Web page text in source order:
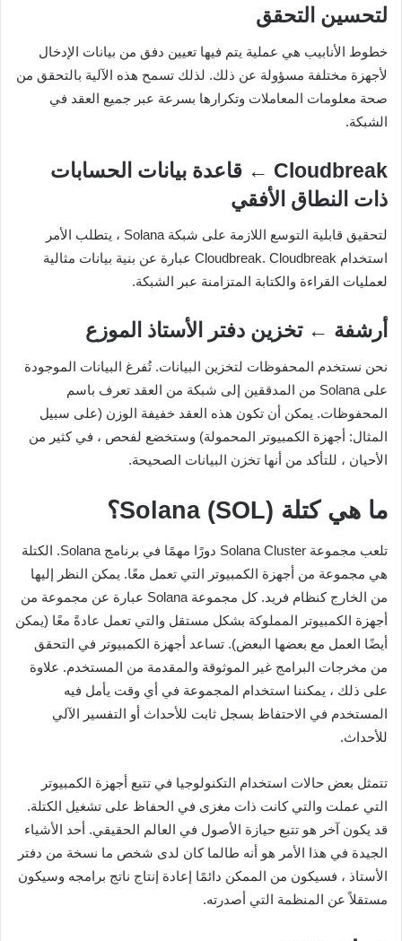
لتحسين التحقق
خطوط الأنابيب هي عملية يتم فيها تعيين دفق من بيانات الإدخال
لأجهزة مختلفة مسؤولة عن ذلك. لذلك تسمح هذه الآلية بالتحقق من
صحة معلومات المعاملات وتكرارها بسرعة عبر جميع العقد في
الشبكة.
Cloudbreak ← قاعدة بيانات الحسابات
ذات النطاق الأفقي
لتحقيق قابلية التوسع اللازمة على شبكة Solana ، يتطلب الأمر
استخدام Cloudbreak. Cloudbreak عبارة عن بنية بيانات مثالية
لعمليات القراءة والكتابة المتزامنة عبر الشبكة.
أرشفة ← تخزين دفتر الأستاذ الموزع
نحن نستخدم المحفوظات لتخزين البيانات. تُفرغ البيانات الموجودة
على Solana من المدققين إلى شبكة من العقد تعرف باسم
المحفوظات. يمكن أن تكون هذه العقد خفيفة الوزن (على سبيل
المثال: أجهزة الكمبيوتر المحمولة) وستخضع لفحص ، في كثير من
الأحيان ، للتأكد من أنها تخزن البيانات الصحيحة.
ما هي كتلة Solana (SOL)؟
تلعب مجموعة Solana Cluster دورًا مهمًا في برنامج Solana. الكتلة
هي مجموعة من أجهزة الكمبيوتر التي تعمل معًا. يمكن النظر إليها
من الخارج كنظام فريد. كل مجموعة Solana عبارة عن مجموعة من
أجهزة الكمبيوتر المملوكة بشكل مستقل والتي تعمل عادةً معًا (يمكن
أيضًا العمل مع بعضها البعض). تساعد أجهزة الكمبيوتر في التحقق
من مخرجات البرامج غير الموثوقة والمقدمة من المستخدم. علاوة
على ذلك ، يمكننا استخدام المجموعة في أي وقت يأمل فيه
المستخدم في الاحتفاظ بسجل ثابت للأحداث أو التفسير الآلي
للأحداث.
تتمثل بعض حالات استخدام التكنولوجيا في تتبع أجهزة الكمبيوتر
التي عملت والتي كانت ذات مغزى في الحفاظ على تشغيل الكتلة.
قد يكون آخر هو تتبع حيازة الأصول في العالم الحقيقي. أحد الأشياء
الجيدة في هذا الأمر هو أنه طالما كان لدى شخص ما نسخة من دفتر
الأستاذ ، فسيكون من الممكن دائمًا إعادة إنتاج ناتج برامجه وسيكون
مستقلاً عن المنظمة التي أصدرته.